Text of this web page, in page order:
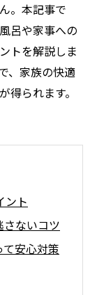
。本記事で
呂や家事への
トを解説しま
、家族の快適
られます。
ント
ないコツ
安心対策
日常チェ